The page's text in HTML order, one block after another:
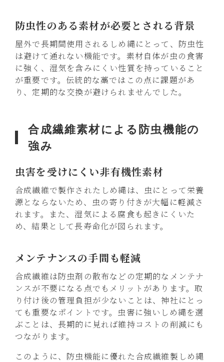
防虫性のある素材が必要とされる背景
屋外で長期間使用されるしめ縄にとって、防虫性
は避けて通れない機能です。素材自体が虫の食害
に強く、湿気を含みにくい性質を持っていること
が重要です。伝統的な藁ではこの点に課題があ
り、定期的な交換が避けられませんでした。
合成繊維素材による防虫機能の
強み
虫害を受けにくい非有機性素材
合成繊維で製作されたしめ縄は、虫にとって栄養
源とならないため、虫の寄り付きが大幅に軽減さ
れます。また、湿気による腐食も起きにくいた
め、結果として長寿命化が図られます。
メンテナンスの手間も軽減
合成繊維は防虫剤の散布などの定期的なメンテナ
ンスが不要になる点でもメリットがあります。取
り付け後の管理負担が少ないことは、神社にとっ
ても重要なポイントです。虫害に強いしめ縄を選
ぶことは、長期的に見れば維持コストの削減にも
つながります。
このように、防虫機能に優れた合成繊維製しめ縄